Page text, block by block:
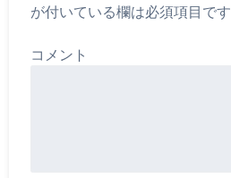
が付いている欄は必須項目です
コメント